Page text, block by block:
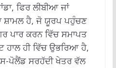
ਫਿਰ ਲੀਬੀਆ ਜਾਂ
ਸ਼ਾਮਲ ਹੈ, ਜੋ ਯੂਰਪ ਪਹੁੰਚਣ
ਪਾਰ ਕਰਨ ਵਿੱਚ ਸਮਾਪਤ
ਹਾਲ ਹੀ ਵਿੱਚ ਉਭਰਿਆ ਹੈ,
ਪੋਲੈਂਡ ਸਰਹੱਦੀ ਖੇਤਰ ਵੱਲ